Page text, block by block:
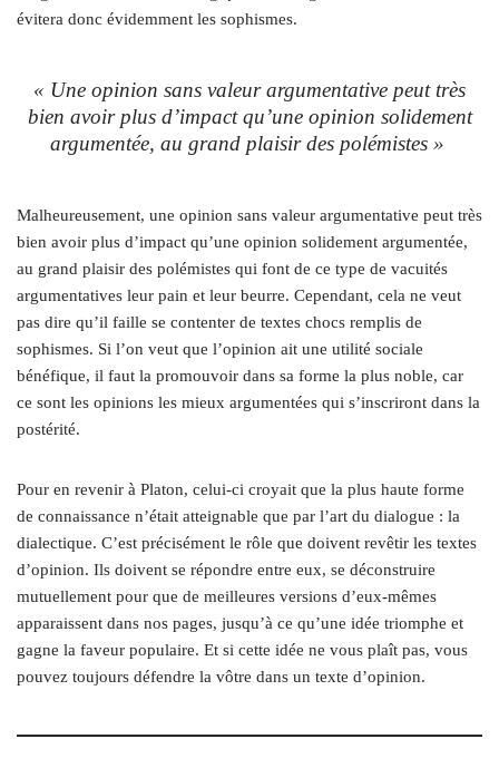
évitera donc évidemment les sophismes.
« Une opinion sans valeur argumentative peut très
bien avoir plus d’impact qu’une opinion solidement
argumentée, au grand plaisir des polémistes »
Malheureusement, une opinion sans valeur argumentative peut très
bien avoir plus d’impact qu’une opinion solidement argumentée,
au grand plaisir des polémistes qui font de ce type de vacuités
argumentatives leur pain et leur beurre. Cependant, cela ne veut
pas dire qu’il faille se contenter de textes chocs remplis de
sophismes. Si l’on veut que l’opinion ait une utilité sociale
bénéfique, il faut la promouvoir dans sa forme la plus noble, car
ce sont les opinions les mieux argumentées qui s’inscriront dans la
postérité.
Pour en revenir à Platon, celui-ci croyait que la plus haute forme
de connaissance n’était atteignable que par l’art du dialogue : la
dialectique. C’est précisément le rôle que doivent revêtir les textes
d’opinion. Ils doivent se répondre entre eux, se déconstruire
mutuellement pour que de meilleures versions d’eux-mêmes
apparaissent dans nos pages, jusqu’à ce qu’une idée triomphe et
gagne la faveur populaire. Et si cette idée ne vous plaît pas, vous
pouvez toujours défendre la vôtre dans un texte d’opinion.